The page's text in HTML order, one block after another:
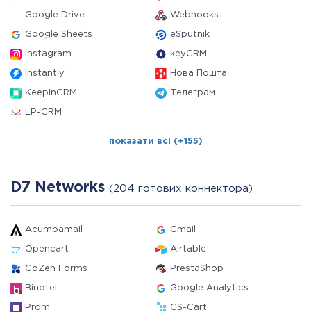
Google Drive Webhooks
Google Sheets eSputnik
Instagram keyCRM
Instantly Нова Пошта
KeepinCRM Телеграм
LP-CRM
показати всі (+155)
D7 Networks (204 готових коннектора)
Acumbamail Gmail
Opencart Airtable
GoZen Forms PrestaShop
Binotel Google Analytics
Prom CS-Cart